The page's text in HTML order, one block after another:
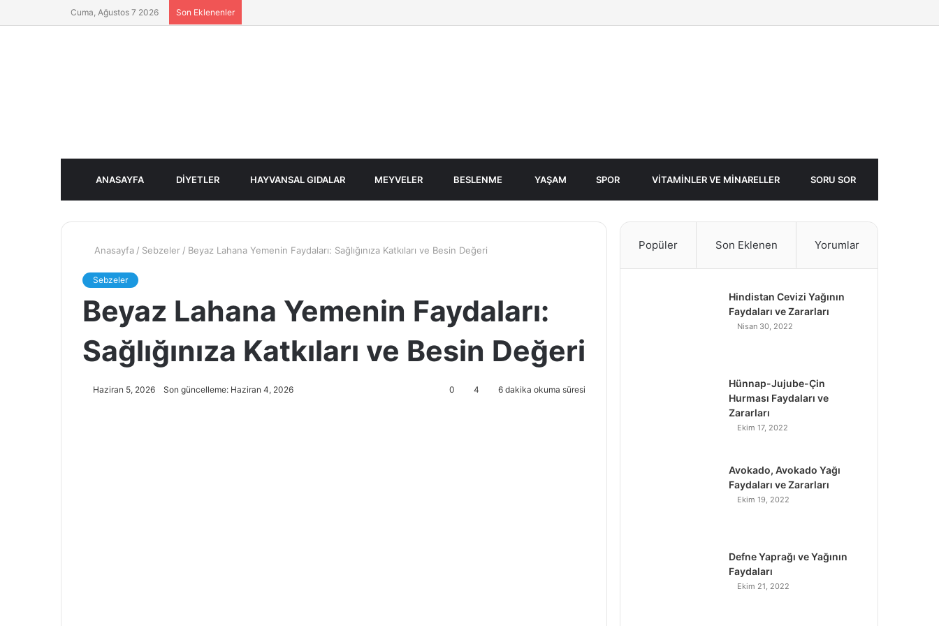
Cuma, Ağustos 7 2026 Son Eklenenler
ANASAYFA DIYETLER HAYVANSAL GIDALAR MEYVELER BESLENME YAŞAM SPOR VITAMINLER VE MINARELLER SORU SOR
Anasayfa / Sebzeler / Beyaz Lahana Yemenin Faydaları: Sağlığınıza Katkıları ve Besin Değeri
Sebzeler
Beyaz Lahana Yemenin Faydaları:
Sağlığınıza Katkıları ve Besin Değeri
Haziran 5, 2026 Son güncelleme: Haziran 4, 2026 0 4 6 dakika okuma süresi
Popüler Son Eklenen Yorumlar
Hindistan Cevizi Yağının
Faydaları ve Zararları
Nisan 30, 2022
Hünnap-Jujube-Çin
Hurması Faydaları ve
Zararları
Ekim 17, 2022
Avokado, Avokado Yağı
Faydaları ve Zararları
Ekim 19, 2022
Defne Yaprağı ve Yağının
Faydaları
Ekim 21, 2022